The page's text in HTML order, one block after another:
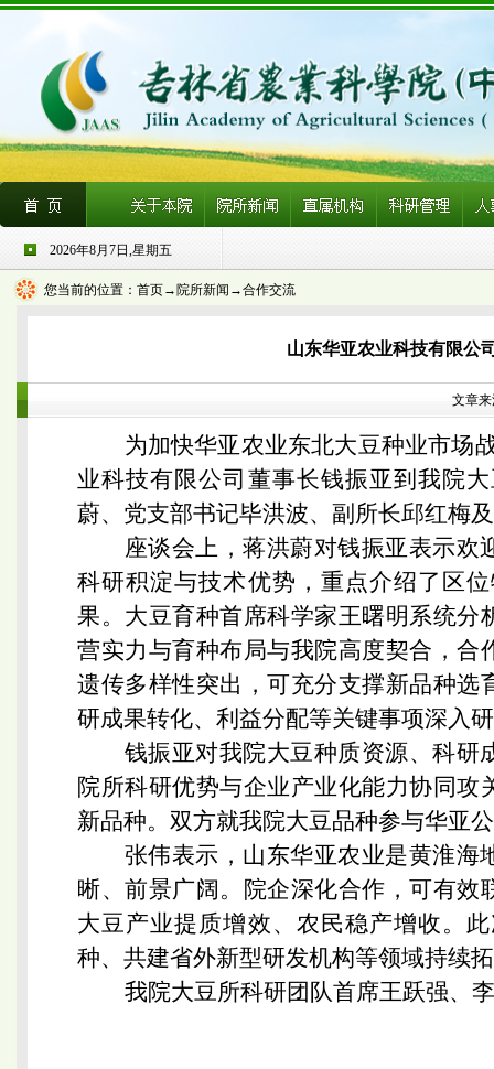
2026年8月7日,星期五
您当前的位置： 首页→院所新闻→合作交流
山东华亚农业科技有限公
文章
为加快华亚农业东北大豆种业市场
业科技有限公司董事长钱振亚到我院
蔚、党支部书记毕洪波、副所长邱红梅
座谈会上，蒋洪蔚对钱振亚表示欢
科研积淀与技术优势，重点介绍了区
果。大豆育种首席科学家王曙明系统
营实力与育种布局与我院高度契合，
遗传多样性突出，可充分支撑新品种
研成果转化、利益分配等关键事项深入
钱振亚对我院大豆种质资源、科研
院所科研优势与企业产业化能力协同
新品种。双方就我院大豆品种参与华亚
张伟表示，山东华亚农业是黄淮海
晰、前景广阔。院企深化合作，可有
大豆产业提质增效、农民稳产增收。
种、共建省外新型研发机构等领域持续
我院大豆所科研团队首席王跃强、